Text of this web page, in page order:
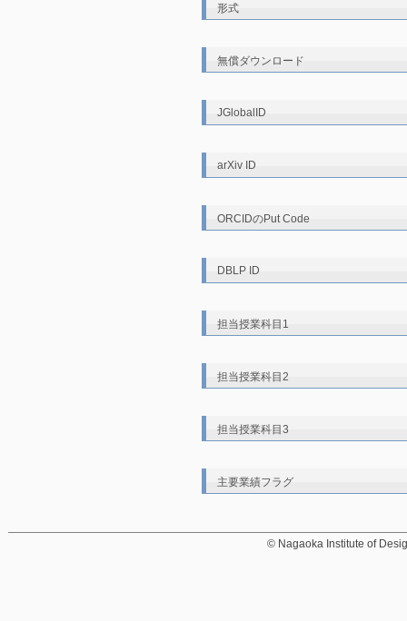
形式
無償ダウンロード
JGlobalID
arXiv ID
ORCIDのPut Code
DBLP ID
担当授業科目1
担当授業科目2
担当授業科目3
主要業績フラグ